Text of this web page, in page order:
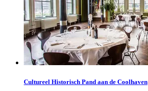
Cultureel Historisch Pand aan de Coolhaven